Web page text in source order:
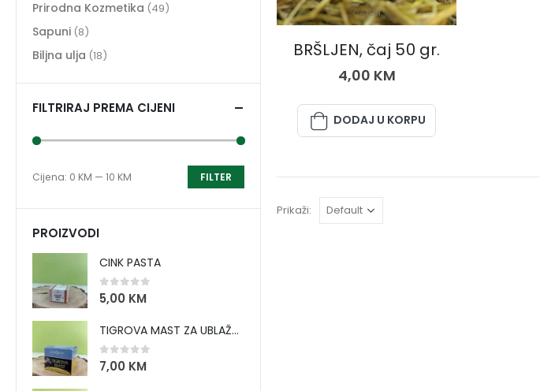
ČAJEVI
BRŠLJEN, čaj 50 gr.
4,00 KM
DODAJ U KORPU
Prikaži:
Prirodna Kozmetika (49)
Sapuni (8)
Biljna ulja (18)
FILTRIRAJ PREMA CIJENI
FILTER
Cijena: 0 KM — 10 KM
PROIZVODI
CINK PASTA
0 out of 5
5,00 KM
TIGROVA MAST ZA UBLAŽAVANJE BOLOVA I ZAGRIJAVANJE MIŠIĆA
0 out of 5
7,00 KM